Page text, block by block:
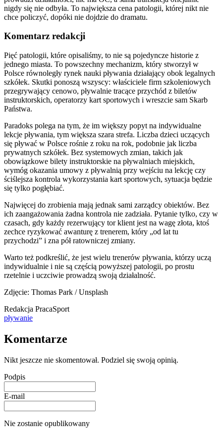
nigdy się nie odbyła. To największa cena patologii, której nikt nie
chce policzyć, dopóki nie dojdzie do dramatu.
Komentarz redakcji
Pięć patologii, które opisaliśmy, to nie są pojedyncze historie z
jednego miasta. To powszechny mechanizm, który stworzył w
Polsce równoległy rynek nauki pływania działający obok legalnych
szkółek. Skutki ponoszą wszyscy: właściciele firm szkoleniowych
przegrywający cenowo, pływalnie tracące przychód z biletów
instruktorskich, operatorzy kart sportowych i wreszcie sam Skarb
Państwa.
Paradoks polega na tym, że im większy popyt na indywidualne
lekcje pływania, tym większa szara strefa. Liczba dzieci uczących
się pływać w Polsce rośnie z roku na rok, podobnie jak liczba
prywatnych szkółek. Bez systemowych zmian, takich jak
obowiązkowe bilety instruktorskie na pływalniach miejskich,
wymóg okazania umowy z pływalnią przy wejściu na lekcję czy
ściślejsza kontrola wykorzystania kart sportowych, sytuacja będzie
się tylko pogłębiać.
Najwięcej do zrobienia mają jednak sami zarządcy obiektów. Bez
ich zaangażowania żadna kontrola nie zadziała. Pytanie tylko, czy w
czasach, gdy każdy rezerwujący tor klient jest na wagę złota, ktoś
zechce ryzykować awanturę z trenerem, który „od lat tu
przychodzi” i zna pół ratowniczej zmiany.
Warto też podkreślić, że jest wielu trenerów pływania, którzy uczą
indywidualnie i nie są częścią powyższej patologii, po prostu
rzetelnie i uczciwie prowadzą swoją działalność.
Zdjęcie: Thomas Park / Unsplash
Redakcja PracaSport
pływanie
Komentarze
Nikt jeszcze nie skomentował. Podziel się swoją opinią.
Podpis
E-mail
Nie zostanie opublikowany